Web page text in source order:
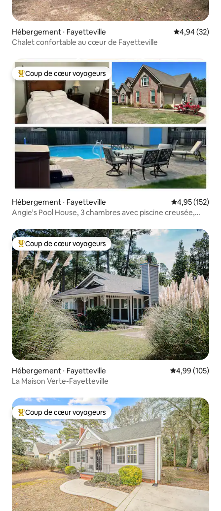
Hébergement ⋅ Fayetteville Évaluation
4,94 (32)
Chalet confortable au cœur de Fayetteville
Coups de cœur voyageurs les plus appréciés
Coup de cœur voyageurs
Hébergement ⋅ Fayetteville Évaluation
4,95 (152)
Angie's Pool House, 3 chambres avec piscine creusée,
Coups de cœur voyageurs les plus appréciés
Coup de cœur voyageurs
Hébergement ⋅ Fayetteville Évaluation
4,99 (105)
La Maison Verte-Fayetteville
Coups de cœur voyageurs les plus appréciés
Coup de cœur voyageurs